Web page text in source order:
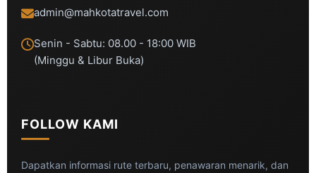
admin@mahkotatravel.com
Senin - Sabtu: 08.00 - 18:00 WIB
(Minggu & Libur Buka)
FOLLOW KAMI
Dapatkan informasi rute terbaru, penawaran menarik, dan